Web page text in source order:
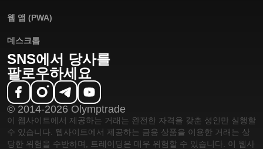
웹 앱 (PWA)
데스크톱
SNS에서 당사를
팔로우하세요
© 2014-2026 Olymptrade
이 웹사이트에서 제공하는 거래는 완전한 자격을 갖춘 성인만 실행할
수 있습니다. 웹사이트에서 제공하는 금융 상품을 이용한 거래는 상
당한 위험을 수반하며, 트레이딩은 매우 위험할 수 있습니다. 이 웹사